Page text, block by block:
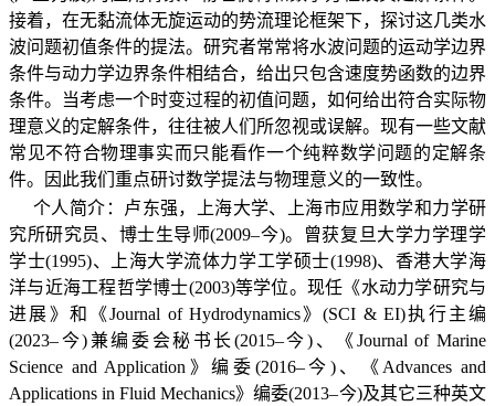
接着，在无黏流体无旋运动的势流理论框架下，探讨这几类水
波问题初值条件的提法。研究者常常将水波问题的运动学边界
条件与动力学边界条件相结合，给出只包含速度势函数的边界
条件。当考虑一个时变过程的初值问题，如何给出符合实际物
理意义的定解条件，往往被人们所忽视或误解。现有一些文献
常见不符合物理事实而只能看作一个纯粹数学问题的定解条
件。因此我们重点研讨数学提法与物理意义的一致性。
个人简介：卢东强，上海大学、上海市应用数学和力学研
究所研究员、博士生导师(2009–今)。曾获复旦大学力学理学
学士(1995)、上海大学流体力学工学硕士(1998)、香港大学海
洋与近海工程哲学博士(2003)等学位。现任《水动力学研究与
进展》和《Journal of Hydrodynamics》(SCI & EI)执行主编
(2023–今)兼编委会秘书长(2015–今) 、《 Journal of Marine
Science and Application 》编委 (2016–今 )、《 Advances and
Applications in Fluid Mechanics》编委(2013–今)及其它三种英文